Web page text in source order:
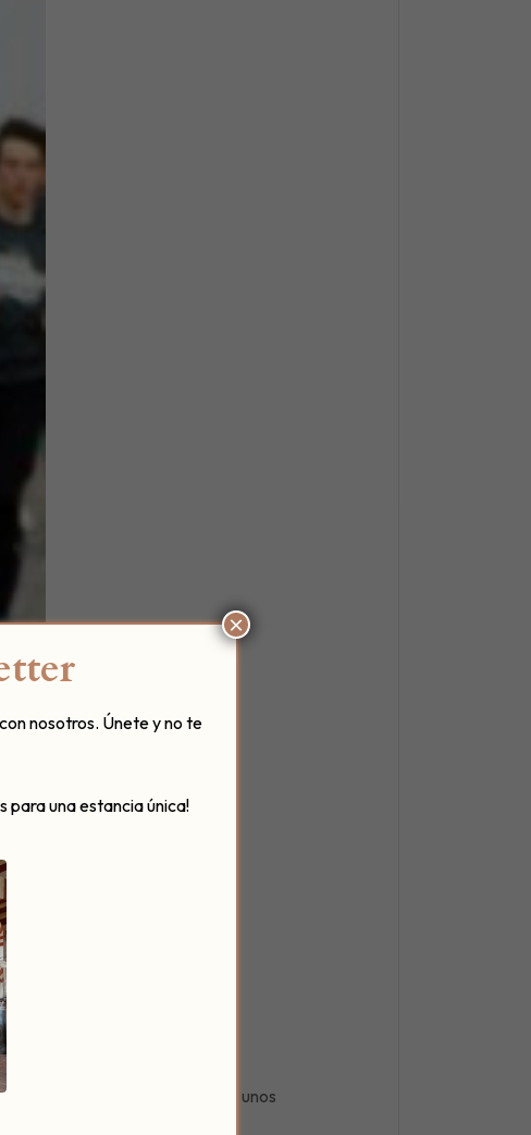
unas zapatillas y hacer unos
nosotros. Únete y no te
para una estancia única!
×